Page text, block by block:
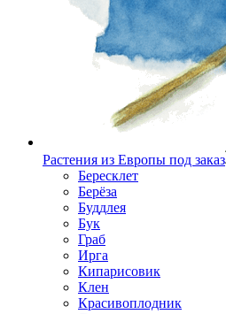
Растения из Европы под заказ
Бересклет
Берёза
Буддлея
Бук
Граб
Ирга
Кипарисовик
Клен
Красивоплодник